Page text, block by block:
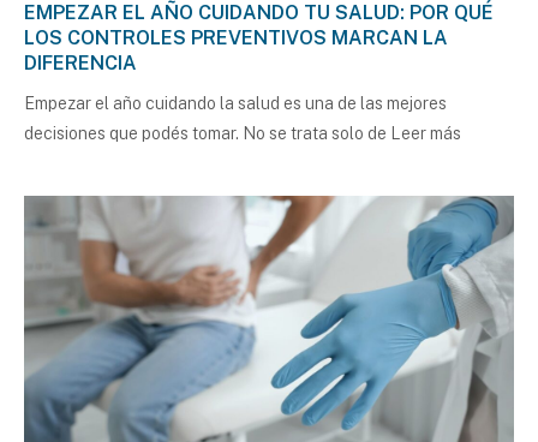
EMPEZAR EL AÑO CUIDANDO TU SALUD: POR QUÉ
LOS CONTROLES PREVENTIVOS MARCAN LA
DIFERENCIA
Empezar el año cuidando la salud es una de las mejores
decisiones que podés tomar. No se trata solo de
Leer más